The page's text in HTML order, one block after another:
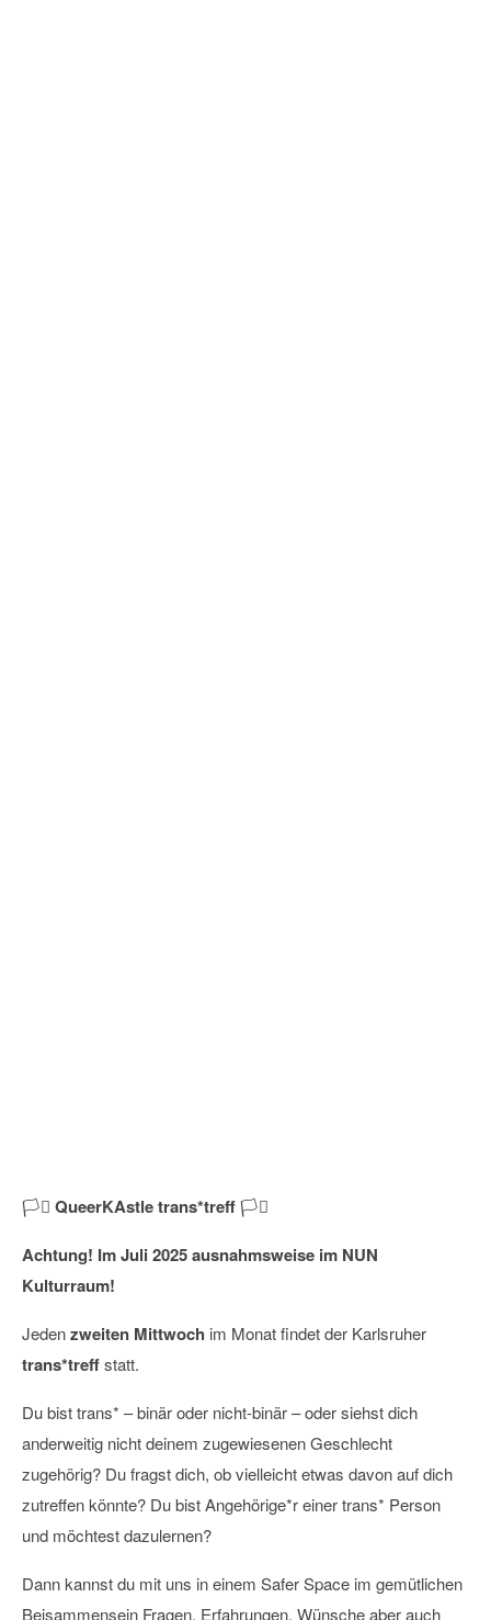
🏳️‍⚧️ QueerKAstle trans*treff🏳️‍⚧️
Achtung! Im Juli 2025 ausnahmsweise im NUN
Kulturraum!
Jedenzweiten Mittwoch im Monat findet der Karlsruher
trans*treffstatt.
Du bist trans* – binär oder nicht-binär – oder siehst dich
anderweitig nicht deinem zugewiesenen Geschlecht
zugehörig? Du fragst dich, ob vielleicht etwas davon auf dich
zutreffen könnte? Du bist Angehörige*r einer trans* Person
und möchtest dazulernen?
Dann kannst du mit uns in einem Safer Space im gemütlichen
Beisammensein Fragen, Erfahrungen, Wünsche aber auch